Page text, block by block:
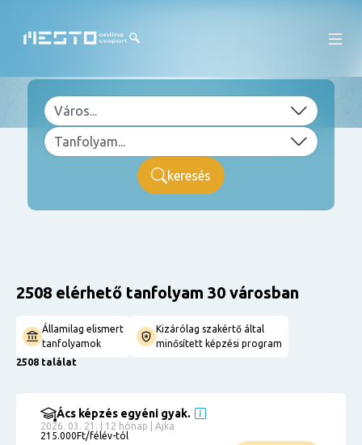
keresés
2508 elérhető tanfolyam 30 városban
Államilag elismert
tanfolyamok
Kizárólag szakértő által
minősített képzési program
2508 találat
Ács képzés egyéni gyak.
2026. 03. 21. | 12 hónap | Ajka
215.000Ft/félév-tól